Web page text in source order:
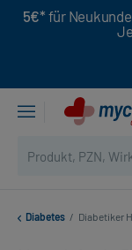
5€* für
Diabetes / Diabetiker